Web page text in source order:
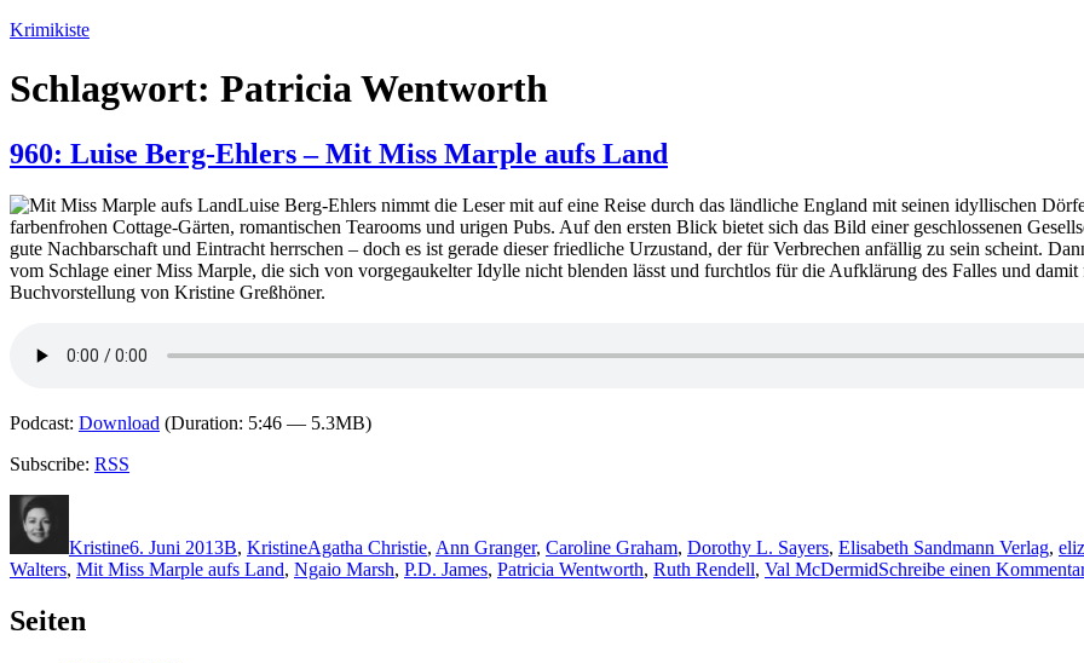
Zum
springen
Krimikiste
Schlagwort: Patricia Wentworth
960: Luise Berg-Ehlers – Mit Miss Marple aufs Land
Luise Berg-Ehlers nimmt die Leser mit auf eine Reise durch das ländliche England mit seinen idyllischen
farbenfrohen Cottage-Gärten, romantischen Tearooms und urigen Pubs. Auf den ersten Blick bietet sich das Bild einer geschlossenen
gute Nachbarschaft und Eintracht herrschen – doch es ist gerade dieser friedliche Urzustand, der für Verbrechen anfällig zu sein scheint.
vom Schlage einer Miss Marple, die sich von vorgegaukelter Idylle nicht blenden lässt und furchtlos für die Aufklärung des Falles und
Buchvorstellung von Kristine Greßhöner.
Podcast: Download (Duration: 5:46 — 5.3MB)
Subscribe: RSS
Kristine6. Juni 2013B, KristineAgatha Christie, Ann Granger, Caroline Graham, Dorothy L. Sayers, Elisabeth Sandmann Verlag,
Walters, Mit Miss Marple aufs Land, Ngaio Marsh, P.D. James, Patricia Wentworth, Ruth Rendell, Val McDermidSchreibe einen
Seiten